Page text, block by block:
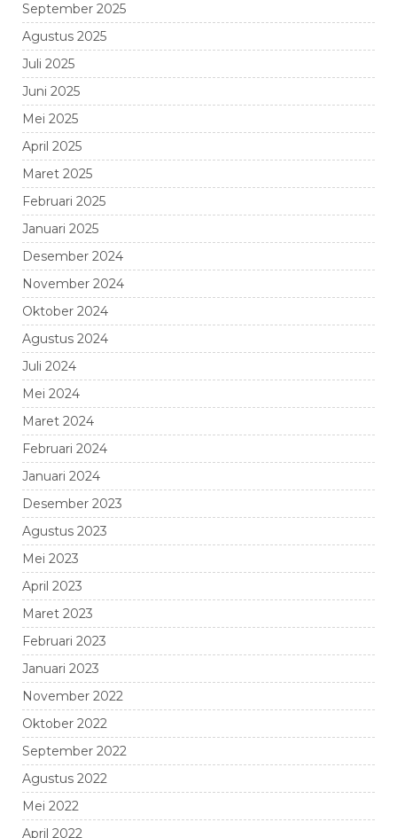
September 2025
Agustus 2025
Juli 2025
Juni 2025
Mei 2025
April 2025
Maret 2025
Februari 2025
Januari 2025
Desember 2024
November 2024
Oktober 2024
Agustus 2024
Juli 2024
Mei 2024
Maret 2024
Februari 2024
Januari 2024
Desember 2023
Agustus 2023
Mei 2023
April 2023
Maret 2023
Februari 2023
Januari 2023
November 2022
Oktober 2022
September 2022
Agustus 2022
Mei 2022
April 2022